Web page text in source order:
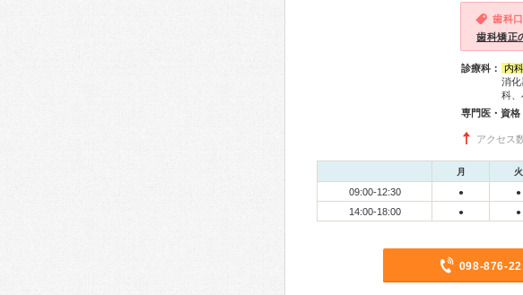
歯科
歯科矯正
診療科： 内科
消化
科、
専門医・資格
アクセス
月 火
09:00-12:30 ● ●
14:00-18:00 ● ●
098-876-